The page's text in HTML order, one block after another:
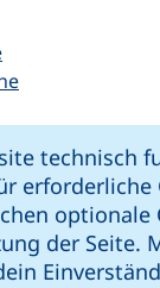
technisch
erforderliche
optionale
der Seite.
einen
(öffnet Ihr E-Mail-
(externer Link,
Seite Seite
YouTube-